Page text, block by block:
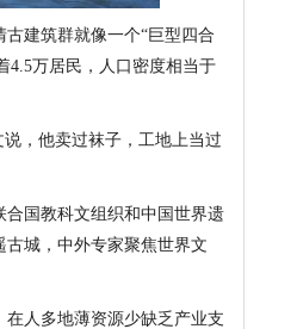
建筑群就像一个“巨型四合
4.5万居民，人口密度相当于
，他卖过袜子，工地上当过
国教科文组织和中国世界遗
城，中外专家聚焦世界文
人多地薄资源少缺乏产业支